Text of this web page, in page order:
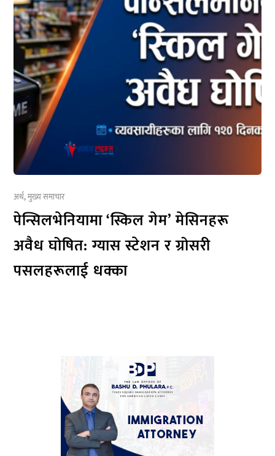
अर्थ,मुख्य समाचार
पेन्सिलभेनियामा ‘स्किल गेम’ मेसिनहरू
अवैध घोषित: ग्यास स्टेशन र ग्रोसरी
पसलहरूलाई धक्का